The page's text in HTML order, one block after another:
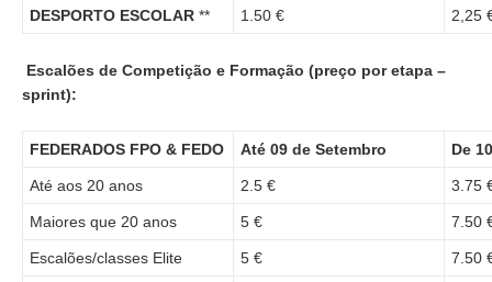
DESPORTO ESCOLAR** 1.50 € 2,25
Escalões de Competição e Formação (preço por etapa –
sprint):
FEDERADOS FPO & FEDO Até 09 de Setembro De
Até aos 20 anos 2.5 € 3.75
Maiores que 20 anos 5 € 7.50
Escalões/classes Elite 5 € 7.50